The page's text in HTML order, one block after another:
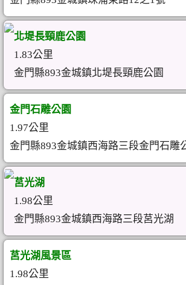
北堤長頸鹿公園
1.83公里
金門縣893金城鎮北堤長頸鹿公園
金門石雕公園
1.97公里
金門縣893金城鎮西海路三段金門石雕
莒光湖
1.98公里
金門縣893金城鎮西海路三段莒光湖
莒光湖風景區
1.98公里